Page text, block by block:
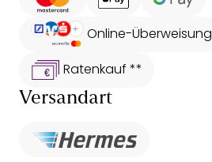
Online-Überweisung
Ratenkauf **
Versandart